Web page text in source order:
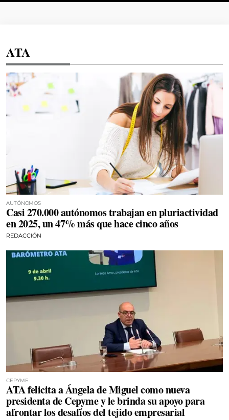
ATA
AUTÓNOMOS
Casi 270.000 autónomos trabajan en pluriactividad
en 2025, un 47% más que hace cinco años
REDACCIÓN
CEPYME
ATA felicita a Ángela de Miguel como nueva
presidenta de Cepyme y le brinda su apoyo para
afrontar los desafíos del tejido empresarial